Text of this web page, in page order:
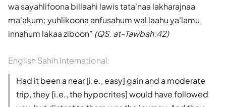
wa sayahlifoona billaahi lawis tata'naa lakharajnaa
ma'akum; yuhlikoona anfusahum wal laahu ya'lamu
innahum lakaa ziboon (QS. at-Tawbah:42)
English Sahih International:
Had it been a near [i.e., easy] gain and a moderate
trip, they [i.e., the hypocrites] would have followed